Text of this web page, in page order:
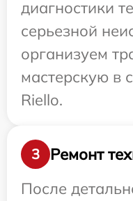
диагностики
серьезной
организуем
мастерскую в
Riello.
3
Ремонт
После